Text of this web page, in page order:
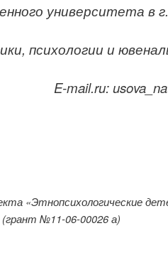
университета в
психологии и
E-mail.ru:
«Этнопсихологические
(грант №11-06-00026 а)